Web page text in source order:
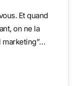
Et quand
on ne la
marketing”…